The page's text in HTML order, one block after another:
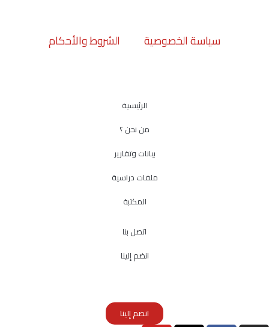
سياسة الخصوصية الشروط والأحكام
الرئيسية
من نحن ؟
بيانات وتقارير
ملفات دراسية
المكتبة
اتصل بنا
انضم إلينا
انضم إلينا